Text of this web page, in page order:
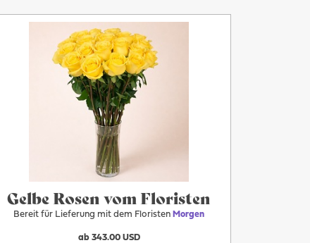
Morgen
Gelbe Rosen vom Floristen
Bereit für Lieferung mit dem Floristen Morgen
ab 343.00 USD